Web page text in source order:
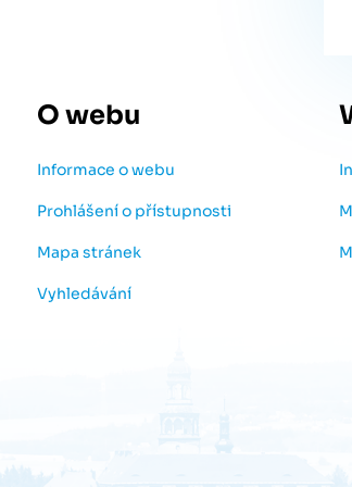
O webu
Informace o webu
Prohlášení o přístupnosti
Mapa stránek
Vyhledávání